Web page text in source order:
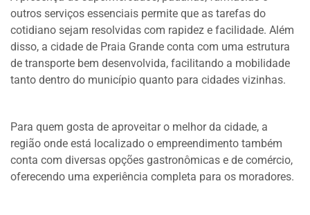
outros serviços essenciais permite que as tarefas do
cotidiano sejam resolvidas com rapidez e facilidade. Além
disso, a cidade de Praia Grande conta com uma estrutura
de transporte bem desenvolvida, facilitando a mobilidade
tanto dentro do município quanto para cidades vizinhas.
Para quem gosta de aproveitar o melhor da cidade, a
região onde está localizado o empreendimento também
conta com diversas opções gastronômicas e de comércio,
oferecendo uma experiência completa para os moradores.